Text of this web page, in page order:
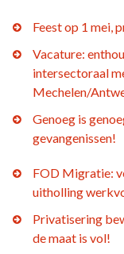
Feest op 1 mei,
Vacature:
intersectoraal
Mechelen/
Genoeg is
gevangenissen!
FOD Migratie:
uitholling
Privatisering
de maat is vol!